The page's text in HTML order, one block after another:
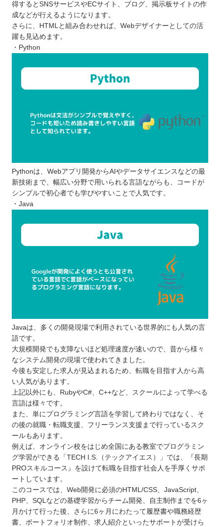
得するとSNSサービスやECサイト、ブログ、掲示板サイトの作
成などが行えるようになります。
さらに、HTMLと組み合わせれば、Webデザイナーとしての活
躍も見込めます。
・Python
Pythonは、Webアプリ開発からAIやデータサイエンスなどの最
新技術まで、幅広い分野で用いられる言語ながらも、コードが
シンプルで初心者でも学びやすいことで人気です。
・Java
Javaは、多くの開発現場で利用されている世界的にも人気の言
語です。
大規模開発でも支障ないほど処理速度が速いので、昔から様々
なシステム開発の現場で使われてきました。
今後も安定した求人が見込まれるため、転職を目指す人から高
い人気があります。
上記以外にも、RubyやC#、C++など、スクールによって学べる
言語は様々です。
また、単にプログラミング言語を学習して終わりではなく、そ
の後の就職・転職支援、フリーランス支援まで行っているスク
ールもあります。
例えば、オンライン校をはじめ全国にある教室でプログラミン
グ学習ができる「TECH I.S.（テックアイエス）」では、『長期
PROスキルコース』を設けて転職を目指す社会人を手厚くサポ
ートしています。
このコースでは、Web開発に必須のHTML/CSS、JavaScript、
PHP、SQLなどの基礎学習からチーム開発、自主制作までを6ヶ
月かけて行った後、さらに6ヶ月にわたって履歴書や職務経歴
書、ポートフォリオ制作、求人紹介といったサポートが受けら